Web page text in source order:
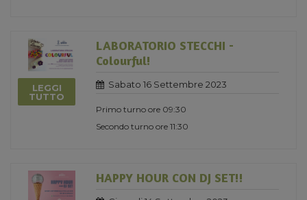
LEGGI
TUTTO
LABORATORIO STECCHI -
Colourful!
Sabato 16 Settembre 2023
Primo turno ore 09:30
Secondo turno ore 11:30
HAPPY HOUR CON DJ SET!!